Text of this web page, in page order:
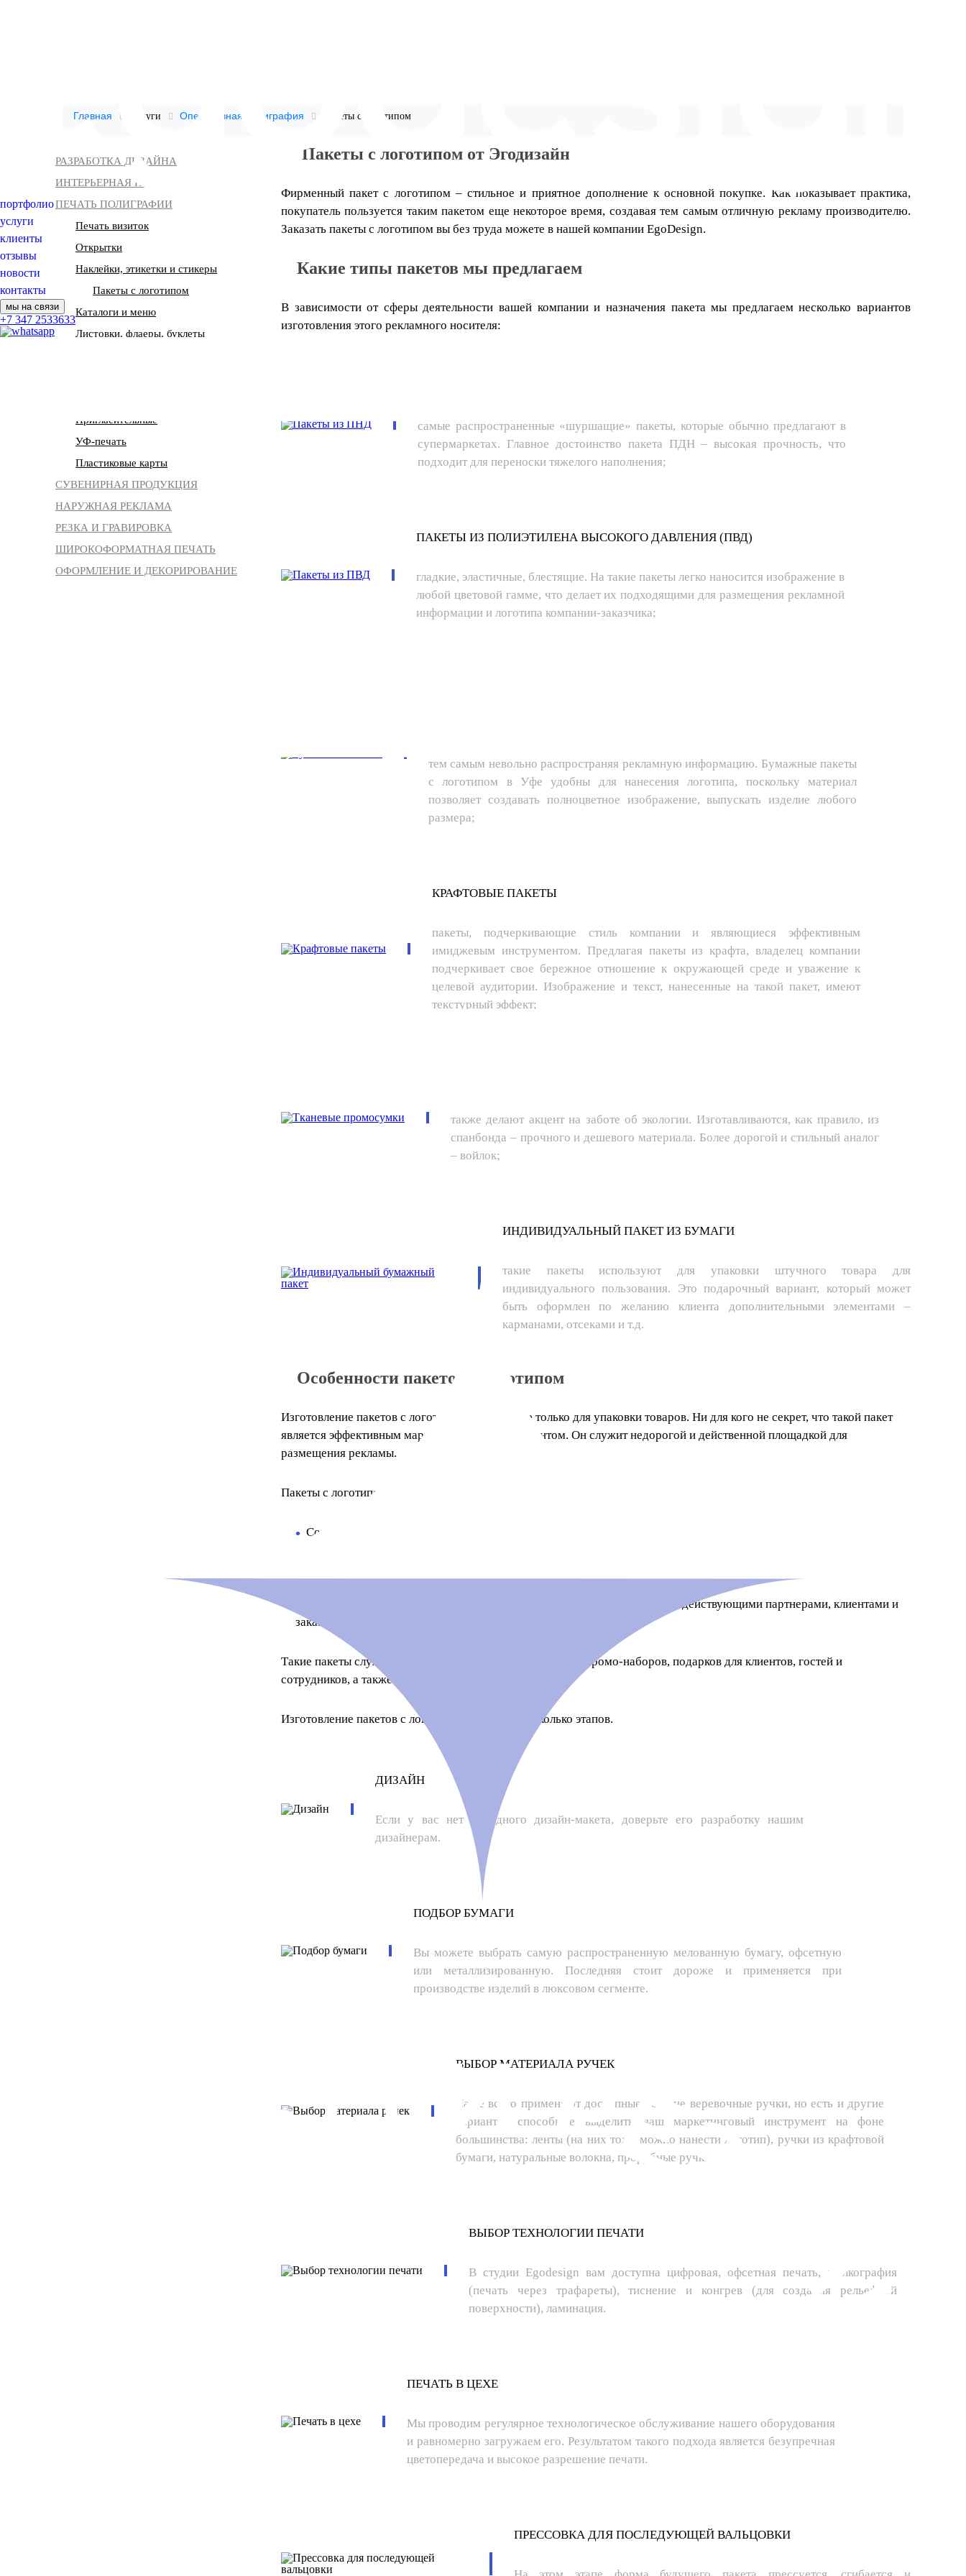
портфолио
услуги
клиенты
отзывы
новости
контакты
мы на связи
+7 347 2533633
Главная Услуги Оперативная полиграфия Пакеты с логотипом
РАЗРАБОТКА ДИЗАЙНА
ИНТЕРЬЕРНАЯ ПЕЧАТЬ
ПЕЧАТЬ ПОЛИГРАФИИ
Печать визиток
Открытки
Наклейки, этикетки и стикеры
Пакеты с логотипом
Каталоги и меню
Листовки, флаеры, буклеты
Пригласительные
УФ-печать
Пластиковые карты
СУВЕНИРНАЯ ПРОДУКЦИЯ
НАРУЖНАЯ РЕКЛАМА
РЕЗКА И ГРАВИРОВКА
ШИРОКОФОРМАТНАЯ ПЕЧАТЬ
ОФОРМЛЕНИЕ И ДЕКОРИРОВАНИЕ
Пакеты с логотипом от Эгодизайн
Фирменный пакет с логотипом – стильное и приятное дополнение к основной покупке. Как показывает практика,
покупатель пользуется таким пакетом еще некоторое время, создавая тем самым отличную рекламу производителю.
Заказать пакеты с логотипом вы без труда можете в нашей компании EgoDesign.
Какие типы пакетов мы предлагаем
В зависимости от сферы деятельности вашей компании и назначения пакета мы предлагаем несколько вариантов
изготовления этого рекламного носителя:
самые распространенные «шуршащие» пакеты, которые обычно предлагают в
супермаркетах. Главное достоинство пакета ПДН – высокая прочность, что
подходит для переноски тяжелого наполнения;
ПАКЕТЫ ИЗ ПОЛИЭТИЛЕНА ВЫСОКОГО ДАВЛЕНИЯ (ПВД)
гладкие, эластичные, блестящие. На такие пакеты легко наносится изображение в
любой цветовой гамме, что делает их подходящими для размещения рекламной
информации и логотипа компании-заказчика;
тем самым невольно распространяя рекламную информацию. Бумажные пакеты
с логотипом в Уфе удобны для нанесения логотипа, поскольку материал
позволяет создавать полноцветное изображение, выпускать изделие любого
размера;
КРАФТОВЫЕ ПАКЕТЫ
пакеты, подчеркивающие стиль компании и являющиеся эффективным
имиджевым инструментом. Предлагая пакеты из крафта, владелец компании
подчеркивает свое бережное отношение к окружающей среде и уважение к
целевой аудитории. Изображение и текст, нанесенные на такой пакет, имеют
текстурный эффект;
также делают акцент на заботе об экологии. Изготавливаются, как правило, из
спанбонда – прочного и дешевого материала. Более дорогой и стильный аналог
– войлок;
ИНДИВИДУАЛЬНЫЙ ПАКЕТ ИЗ БУМАГИ
такие пакеты используют для упаковки штучного товара для
индивидуального пользования. Это подарочный вариант, который может
быть оформлен по желанию клиента дополнительными элементами –
карманами, отсеками и т.д.
Особенности пакетов с логотипом
Изготовление пакетов с логотип необходимо не только для упаковки товаров. Ни для кого не секрет, что такой пакет
является эффективным маркетинговым инструментом. Он служит недорогой и действенной площадкой для
размещения рекламы.
Пакеты с логотипом на заказ:
Создают деловой имидж компании;
Позволяют добиться взаимопонимания и доверия с потенциальными и действующими партнерами, клиентами и
заказчиками.
Такие пакеты служат приятной и стильной упаковкой для промо-наборов, подарков для клиентов, гостей и
сотрудников, а также для будущих потребителей.
Изготовление пакетов с логотипом проходит несколько этапов.
ДИЗАЙН
Если у вас нет исходного дизайн-макета, доверьте его разработку нашим
дизайнерам.
ПОДБОР БУМАГИ
Вы можете выбрать самую распространенную мелованную бумагу, офсетную
или металлизированную. Последняя стоит дороже и применяется при
производстве изделий в люксовом сегменте.
ВЫБОР МАТЕРИАЛА РУЧЕК
Чаще всего применяют доступные по цене веревочные ручки, но есть и другие
варианты, способные выделить ваш маркетинговый инструмент на фоне
большинства: ленты (на них тоже можно нанести логотип), ручки из крафтовой
бумаги, натуральные волокна, прорубные ручки.
ВЫБОР ТЕХНОЛОГИИ ПЕЧАТИ
В студии Egodesign вам доступна цифровая, офсетная печать, шелкография
(печать через трафареты), тиснение и конгрев (для создания рельефной
поверхности), ламинация.
ПЕЧАТЬ В ЦЕХЕ
Мы проводим регулярное технологическое обслуживание нашего оборудования
и равномерно загружаем его. Результатом такого подхода является безупречная
цветопередача и высокое разрешение печати.
ПРЕССОВКА ДЛЯ ПОСЛЕДУЮЩЕЙ ВАЛЬЦОВКИ